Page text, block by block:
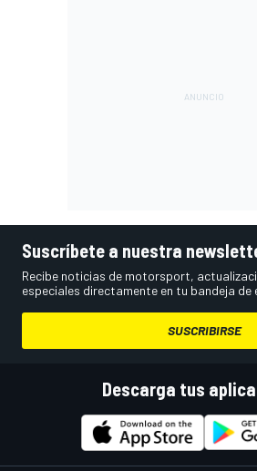
Suscríbete a nuestra
Recibe noticias de motorsport,
especiales directamente en tu bandeja de
SUSCRIBIRSE
Descarga tus